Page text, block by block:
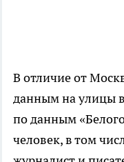
В отличие от
данным на улицы
по данным
человек, в том